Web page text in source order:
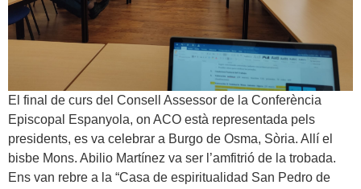
El final de curs del Consell Assessor de la Conferència
Episcopal Espanyola, on ACO està representada pels
presidents, es va celebrar a Burgo de Osma, Sòria. Allí el
bisbe Mons. Abilio Martínez va ser l’amfitrió de la trobada.
Ens van rebre a la “Casa de espiritualidad San Pedro de